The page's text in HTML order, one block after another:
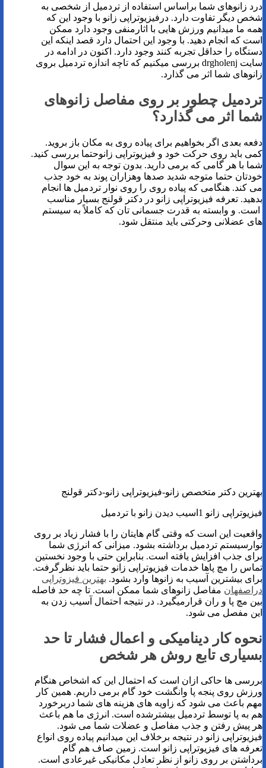
درد زانوهای شما براساس استفاده از تردمیل از شخصی به
شخص دیگر تفاوت دارد. درفیزیوتراپی زانو با وجود این که
همه ما میدانیم ورزش هایی با اثارمنفی وجود دارد ممکن
است که انجام دهید. با وجود این احتمال دارد قصد اینکه این
دستگاه را حداقل تجربه کنند وجود دارد. اکنون در ادامه در
سایت drgholenj بررسی می­کنیم که تاچه اندازه تردمیل بروی
زانوهای شما اثر می گذارد.
تردمیل چطور بر روی مفاصل زانوهای
شما اثر می گذارد؟
دفعه بعدی اگر بخواهیم برای پیاده روی به مکان باز بروید.
کمی باید روی حرکت خود و فیزیوتراپی زانوحتما بررسی کنید.
شما با هر گامی که برمی دارید. بدون توجه به این سوال
خودتان حتما متوجه شدید صدها وهزاران پوند به خود جذب
می کند. هنگامی که پیاده روی را روی نوار تردمیل ها انجام
بدهید. تعرفه فیزیوتراپی زانو در دکتر قولنج بسیار مناسب
است. و وابسته به قدرت جسمانی تان که کاملاً به سیستم
های عضلانی وحرکتی باید منتقل شود.
بهترین دکتر متخصص زانو-فیزیوتراپی زانو-دکتر قولنج
فیزیوتراپی زانو 1اسیب دیدن زانو با تردمیل
واقعیت این است که وقتی گام هایتان را با فشار زیاد بر روی
نوارسیستم تردمیل برداشته بشود. میزانی که انرژی شما
برای جذب افزایش یافته است. بنابراین حتی با وجود نخستین
تماس را مچ پاها خدمات فیزیوتراپی زانو حتما باید نظرگرفت.
برای بیشترین آسیب به زانوها وارد بشود. بهترین فیزوتراپی
دراصفهان مفاصل زانوهای شما ممکن است. تا چه حد فاصله
بین مچ پا و ران قرارمیگیرد. در نتیجه احتمال آسیب زدن به
این مفصل می شود.
نحوه کار دینامیکی و اعمال فشار تا حد
بسیاری تابع روش هر شخص
بررسی ها حاکی ازان است که احتمال این که اشخاص هنگام
ورزش روی پنجه پا وانگشت خود گام برمی داریم. همین کار
مهم باعث می شود که زاویه های هزینه های شما دربرخورد
هم به پا توسط تردمیل بیشترشده است. انرژی ما هم باعث
هر پیش رفتن و جذب مفاصل و عضلات شما می شود.
فیزیوتراپی زانو در نتیجه برخلاف این میدانیم پیاده روی انواع
تعرفه های فیزیوتراپی زانو است. زمین صاف هم گام
برداشتن بر روی زانو از نظر تعادل مکانیکی غیرعادی است.